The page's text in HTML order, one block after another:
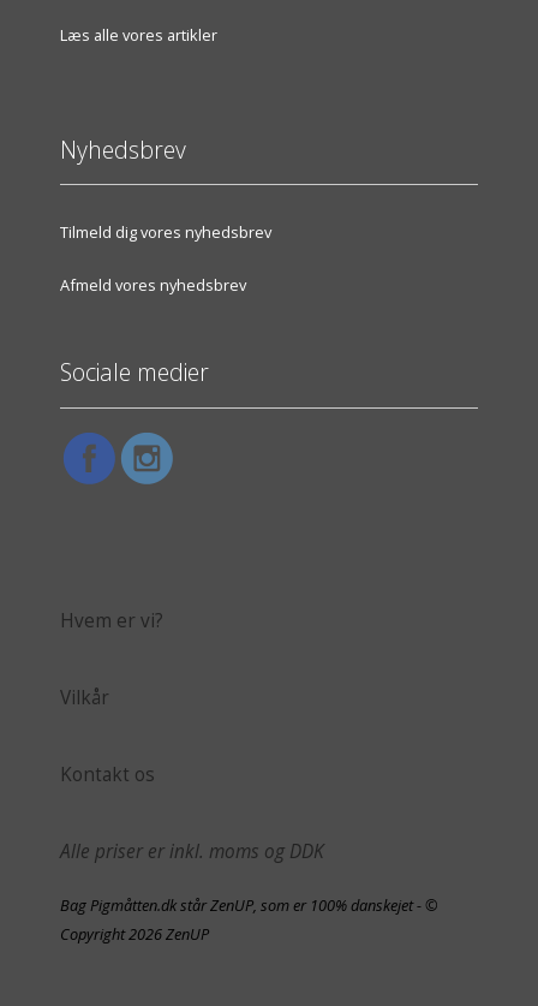
Læs alle vores artikler
Nyhedsbrev
Tilmeld dig vores nyhedsbrev
Afmeld vores nyhedsbrev
Sociale medier
Hvem er vi?
Vilkår
Kontakt os
Alle priser er inkl. moms og DDK
Bag Pigmåtten.dk står ZenUP, som er 100% danskejet - ©
Copyright 2026 ZenUP